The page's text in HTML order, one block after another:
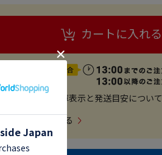
カートに入れる
在庫表示と発送目安について
この商品を出品する